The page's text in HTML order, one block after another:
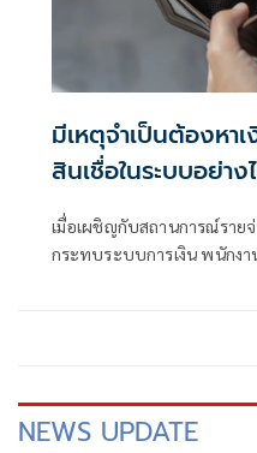
มีเหตุจำเป็นต้องห
สินเชื่อในระบบอย่าง
เมื่อเผชิญกับสถานการณ์ราย
กระทบระบบการเงิน พนักง
NEWS UPDATE